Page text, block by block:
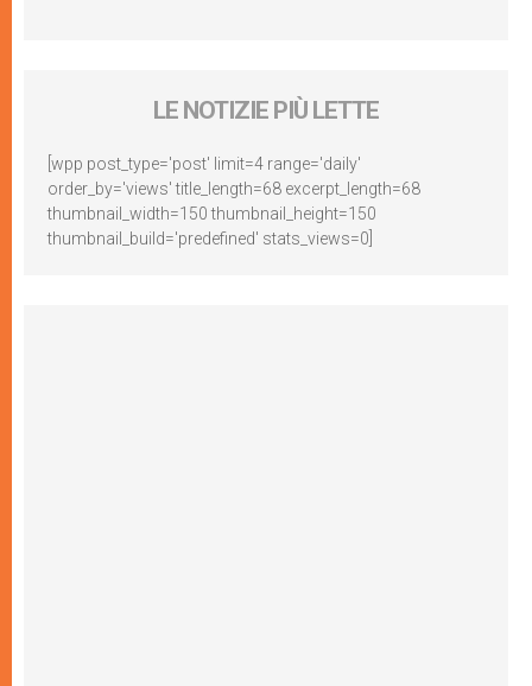
LE NOTIZIE PIÙ LETTE
[wpp post_type='post' limit=4 range='daily'
order_by='views' title_length=68 excerpt_length=68
thumbnail_width=150 thumbnail_height=150
thumbnail_build='predefined' stats_views=0]